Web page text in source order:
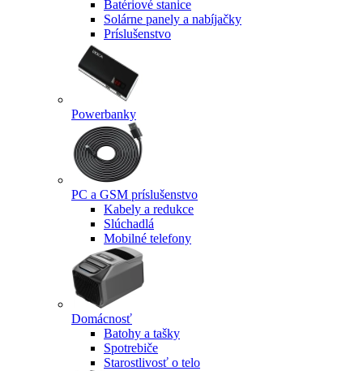
Batériové stanice
Solárne panely a nabíjačky
Príslušenstvo
Powerbanky
PC a GSM príslušenstvo
Kabely a redukce
Slúchadlá
Mobilné telefony
Domácnosť
Batohy a tašky
Spotrebiče
Starostlivosť o telo